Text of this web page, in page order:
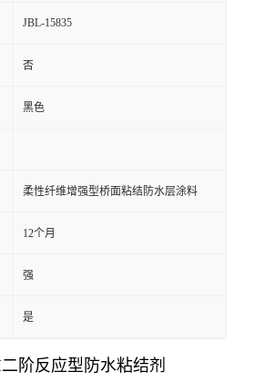
JBL-15835
否
黑色
柔性纤维增强型桥面粘结防水层涂料
12个月
强
是
阶反应型防水粘结剂